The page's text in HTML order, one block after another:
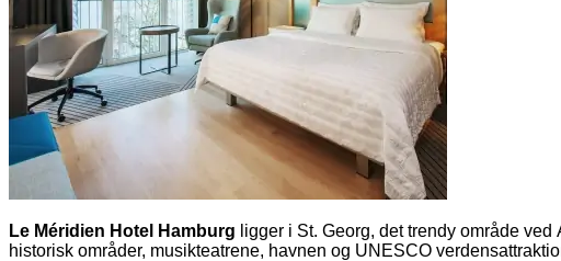
Le Méridien Hotel Hamburg ligger i St. Georg, det trendy område ved
historisk områder, musikteatrene, havnen og UNESCO